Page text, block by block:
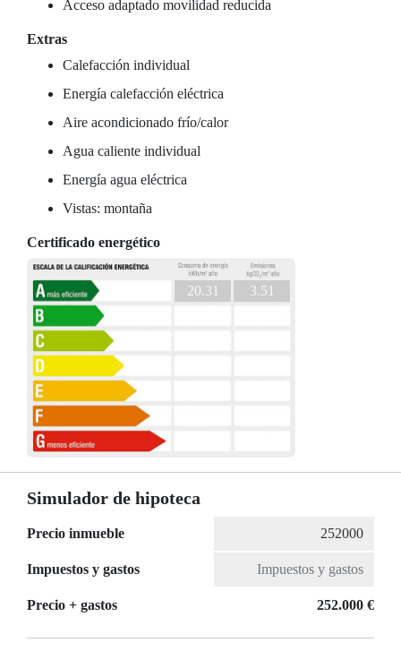
Acceso adaptado movilidad reducida
Extras
Calefacción individual
Energía calefacción eléctrica
Aire acondicionado frío/calor
Agua caliente individual
Energía agua eléctrica
Vistas: montaña
Certificado energético
20.31 3.51
Simulador de hipoteca
Precio inmueble
Impuestos y gastos
Precio + gastos 252.000 €